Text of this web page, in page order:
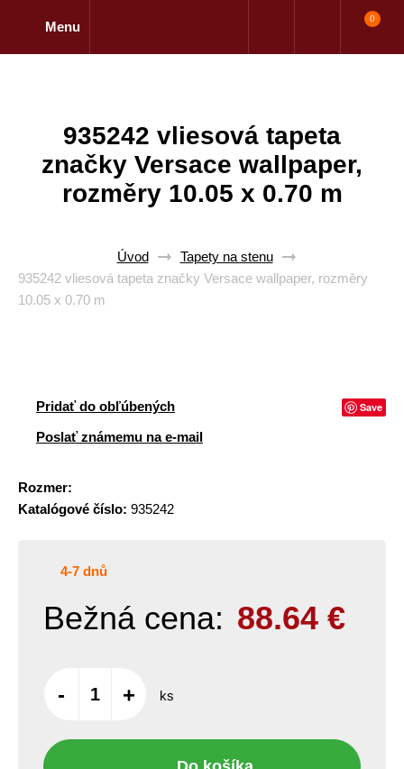
Menu
0
935242 vliesová tapeta
značky Versace wallpaper,
rozměry 10.05 x 0.70 m
Úvod
Tapety na stenu
935242 vliesová tapeta značky Versace wallpaper, rozměry
10.05 x 0.70 m
Pridať do obľúbených Save
Poslať známemu na e-mail
Rozmer:
Katalógové číslo: 935242
4-7 dnů
Bežná cena: 88.64 €
- + ks